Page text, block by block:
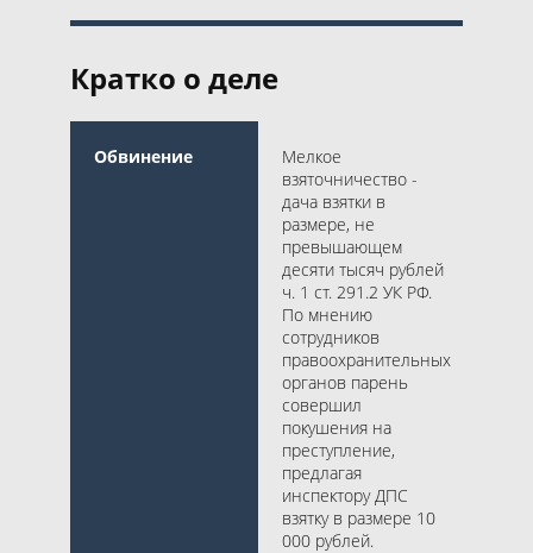
Кратко о деле
Обвинение
Мелкое
взяточничество -
дача взятки в
размере, не
превышающем
десяти тысяч рублей
ч. 1 ст. 291.2 УК РФ.
По мнению
сотрудников
правоохранительных
органов парень
совершил
покушения на
преступление,
предлагая
инспектору ДПС
взятку в размере 10
000 рублей.